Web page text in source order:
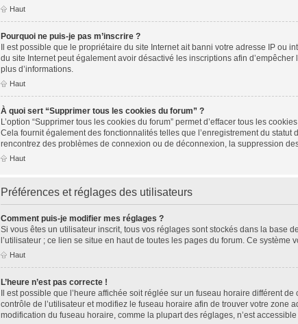
Haut
Pourquoi ne puis-je pas m’inscrire ?
Il est possible que le propriétaire du site Internet ait banni votre adresse IP ou
du site Internet peut également avoir désactivé les inscriptions afin
plus d’informations.
Haut
À quoi sert “Supprimer tous les cookies du forum” ?
L’option “Supprimer tous les cookies du forum” permet d’effacer tous les
Cela fournit également des fonctionnalités telles que l’enregistrement du
rencontrez des problèmes de connexion ou de déconnexion, la suppression
Haut
Préférences et réglages des utilisateurs
Comment puis-je modifier mes réglages ?
Si vous êtes un utilisateur inscrit, tous vos réglages sont stockés dans la base
l’utilisateur ; ce lien se situe en haut de toutes les pages du forum. Ce
Haut
L’heure n’est pas correcte !
Il est possible que l’heure affichée soit réglée sur un fuseau horaire différent
contrôle de l’utilisateur et modifiez le fuseau horaire afin de trouver votre zone
modification du fuseau horaire, comme la plupart des réglages, n’est